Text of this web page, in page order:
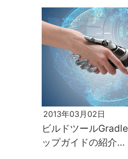
2013年03月02日
ビルドツール
ップガイドの紹介